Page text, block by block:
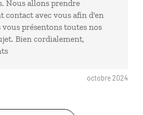
octobre 2024
Nous allons prendre
contact avec vous afin d'en
présentons toutes nos
Bien cordialement,